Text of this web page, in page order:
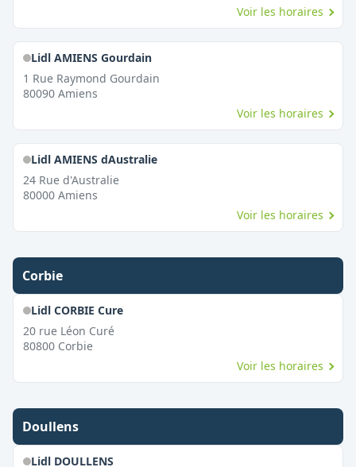
Voir les horaires
Lidl AMIENS Gourdain
1 Rue Raymond Gourdain
80090 Amiens
Voir les horaires
Lidl AMIENS dAustralie
24 Rue d'Australie
80000 Amiens
Voir les horaires
Corbie
Lidl CORBIE Cure
20 rue Léon Curé
80800 Corbie
Voir les horaires
Doullens
Lidl DOULLENS